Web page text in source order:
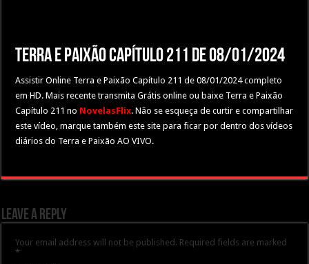
Terra e Paixão Capítulo 211 de 08/01/2024
Assistir Online Terra e Paixão Capítulo 211 de 08/01/2024 completo
em HD. Mais recente transmita Grátis online ou baixe Terra e Paixão
Capítulo 211 no NovelasFlix. Não se esqueça de curtir e compartilhar
este vídeo, marque também este site para ficar por dentro dos vídeos
diários do Terra e Paixão AO VIVO.
Leave a Reply
Your email address will not be published. Required fields are marked
*